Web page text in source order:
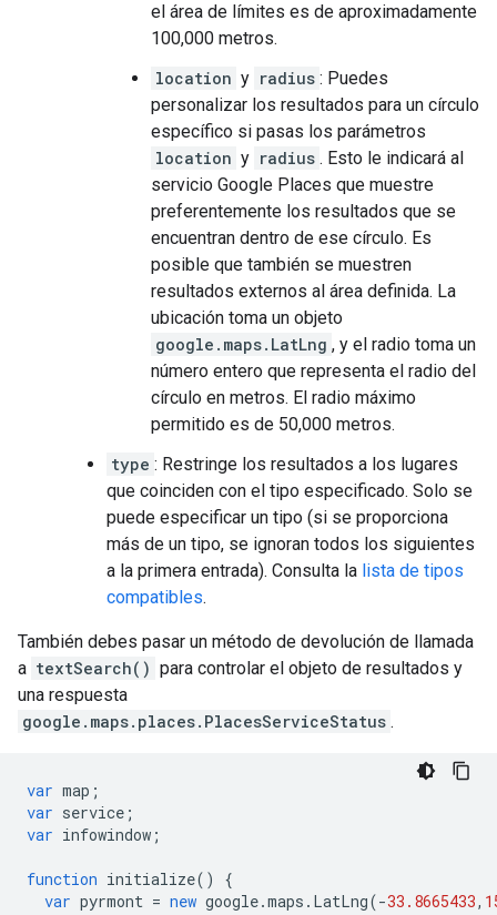
el área de límites es de aproximadamente
100,000 metros.
location y radius : Puedes
personalizar los resultados para un círculo
específico si pasas los parámetros
location y radius . Esto le indicará al
servicio Google Places que muestre
preferentemente los resultados que se
encuentran dentro de ese círculo. Es
posible que también se muestren
resultados externos al área definida. La
ubicación toma un objeto
google.maps.LatLng , y el radio toma un
número entero que representa el radio del
círculo en metros. El radio máximo
permitido es de 50,000 metros.
type : Restringe los resultados a los lugares
que coinciden con el tipo especificado. Solo se
puede especificar un tipo (si se proporciona
más de un tipo, se ignoran todos los siguientes
a la primera entrada). Consulta la lista de tipos
compatibles.
También debes pasar un método de devolución de llamada
a textSearch() para controlar el objeto de resultados y
una respuesta
google.maps.places.PlacesServiceStatus .
var map ;
var service ;
var infowindow ;
function initialize()
{
var pyrmont = new google.maps . LatLng(-33.8665433,